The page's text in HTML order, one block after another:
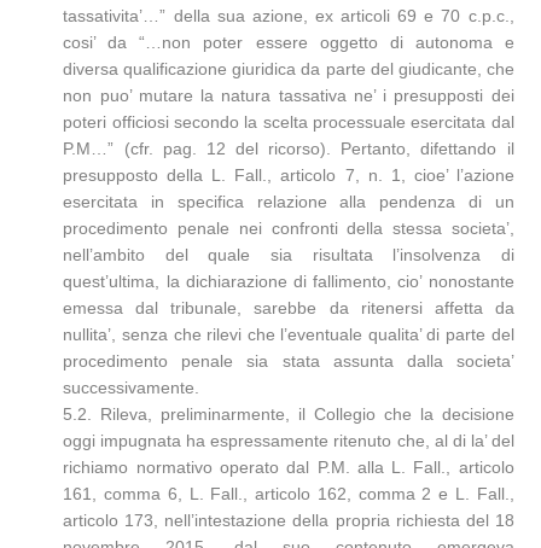
tassativita’…” della sua azione, ex articoli 69 e 70 c.p.c.,
cosi’ da “…non poter essere oggetto di autonoma e
diversa qualificazione giuridica da parte del giudicante, che
non puo’ mutare la natura tassativa ne’ i presupposti dei
poteri officiosi secondo la scelta processuale esercitata dal
P.M…” (cfr. pag. 12 del ricorso). Pertanto, difettando il
presupposto della L. Fall., articolo 7, n. 1, cioe’ l’azione
esercitata in specifica relazione alla pendenza di un
procedimento penale nei confronti della stessa societa’,
nell’ambito del quale sia risultata l’insolvenza di
quest’ultima, la dichiarazione di fallimento, cio’ nonostante
emessa dal tribunale, sarebbe da ritenersi affetta da
nullita’, senza che rilevi che l’eventuale qualita’ di parte del
procedimento penale sia stata assunta dalla societa’
successivamente.
5.2. Rileva, preliminarmente, il Collegio che la decisione
oggi impugnata ha espressamente ritenuto che, al di la’ del
richiamo normativo operato dal P.M. alla L. Fall., articolo
161, comma 6, L. Fall., articolo 162, comma 2 e L. Fall.,
articolo 173, nell’intestazione della propria richiesta del 18